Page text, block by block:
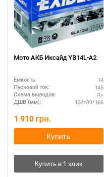
Мото АКБ Иксайд YB14L-A2
Ёмкость: 14
Пусковой ток: 145
Схема выводов: R+
ДШВ (мм): 134*89*166
1 910 грн.
Купить